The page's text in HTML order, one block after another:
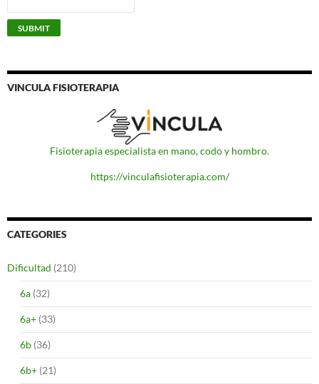
VINCULA FISIOTERAPIA
Fisioterapia especialista en mano, codo y hombro.
https://vinculafisioterapia.com/
CATEGORIES
Dificultad (210)
6a (32)
6a+ (33)
6b (36)
6b+ (21)